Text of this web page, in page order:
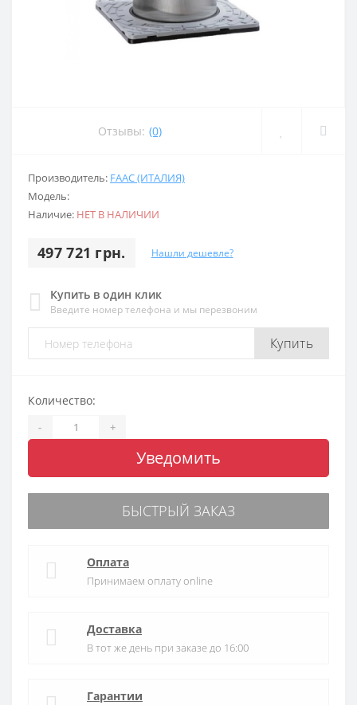
Отзывы: (0)
Производитель: FAAC (ИТАЛИЯ)
Модель:
Наличие: НЕТ В НАЛИЧИИ
497 721 грн. Нашли дешевле?
Купить в один клик
Введите номер телефона и мы перезвоним
Купить
Количество:
- +
Уведомить
БЫСТРЫЙ ЗАКАЗ
Оплата
Принимаем оплату online
Доставка
В тот же день при заказе до 16:00
Гарантии